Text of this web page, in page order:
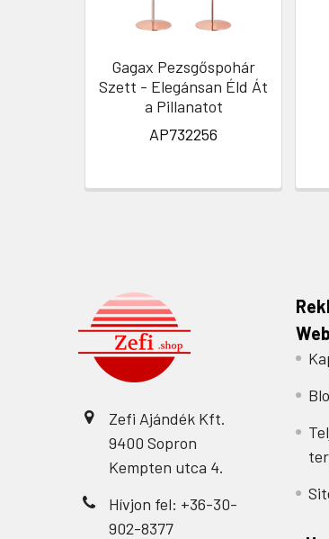
Gagax Pezsgőspohár
Szett - Elegánsan Éld Át
a Pillanatot
AP732256
Zefi Ajándék Kft.
9400 Sopron
Kempten utca 4.
Hívjon fel: +36-30-
902-8377